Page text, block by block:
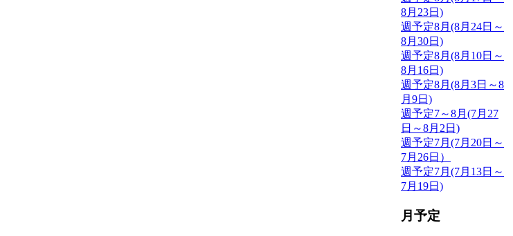
8月23日)
週予定8月(8月24日～
8月30日)
週予定8月(8月10日～
8月16日)
週予定8月(8月3日～8
月9日)
週予定7～8月(7月27
日～8月2日)
週予定7月(7月20日～
7月26日）
週予定7月(7月13日～
7月19日)
月予定